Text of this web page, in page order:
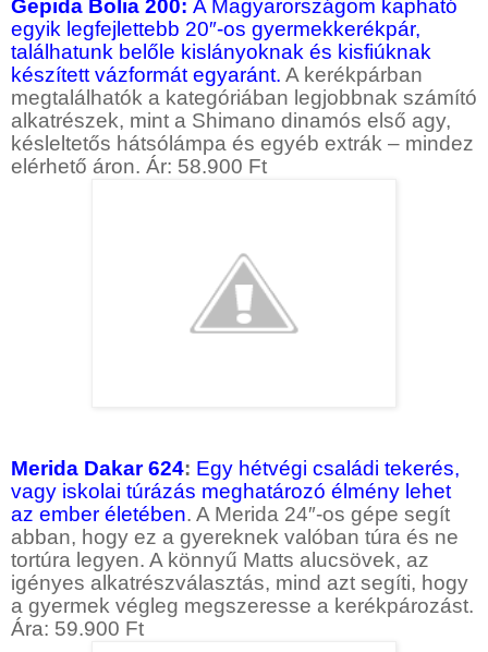
Gepida Bolia 200: A Magyarországom kapható
egyik legfejlettebb 20″-os gyermekkerékpár,
találhatunk belőle kislányoknak és kisfiúknak
készített vázformát egyaránt. A kerékpárban
megtalálhatók a kategóriában legjobbnak számító
alkatrészek, mint a Shimano dinamós első agy,
késleltetős hátsólámpa és egyéb extrák – mindez
elérhető áron. Ár: 58.900 Ft
Merida Dakar 624: Egy hétvégi családi tekerés,
vagy iskolai túrázás meghatározó élmény lehet
az ember életében. A Merida 24″-os gépe segít
abban, hogy ez a gyereknek valóban túra és ne
tortúra legyen. A könnyű Matts alucsövek, az
igényes alkatrészválasztás, mind azt segíti, hogy
a gyermek végleg megszeresse a kerékpározást.
Ára: 59.900 Ft